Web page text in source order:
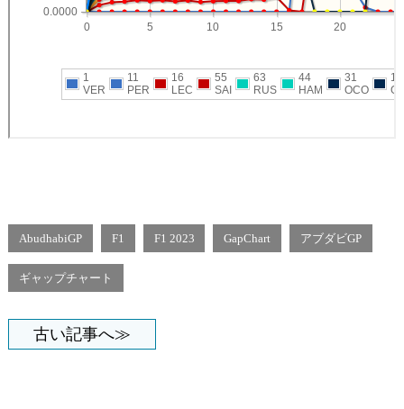
AbudhabiGP F1 F1 2023 GapChart アブダビGP
ギャップチャート
古い記事へ≫